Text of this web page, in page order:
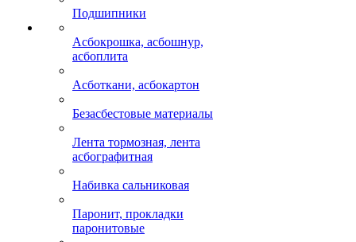
Подшипники
Асбокрошка, асбошнур,
асбоплита
Асботкани, асбокартон
Безасбестовые материалы
Лента тормозная, лента
асбографитная
Набивка сальниковая
Паронит, прокладки
паронитовые